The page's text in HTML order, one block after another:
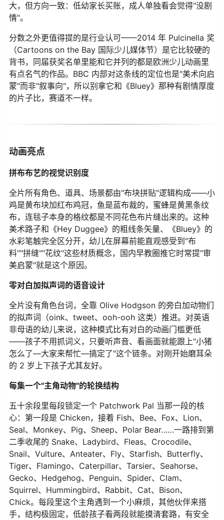
大，但方向一致：低幼家长买账，成人单独看会觉得"没剧
情"。
分数之外更值得提的是行业认可——2014 年 Pulcinella 奖
（Cartoons on the Bay 国际少儿媒体节）是它比较硬的
背书，同届获奖名单里能和它并列的都是欧洲少儿动画里
有点名气的作品。BBC 内部对这条线的定位也是"美术向启
蒙"而非"叙事向"，所以别拿它和《Bluey》那种有剧情厚度
的片子比，赛道不一样。
动画亮点
拼布布艺的视觉识别度
全片所有角色、道具、场景都由"布块拼贴"逻辑构成——小
鸡是黄布块加红布鸡冠，鱼是蓝布裁的，蜜蜂是黄黑条纹
布，连毯子本身的格纹都是不同花色布片缝出来的。这种
美术路子和《Hey Duggee》的粗线条矢量、《Bluey》的
水彩笔触完全区分开，幼儿在屏幕前能直观感受到"布
料""拼缝""花纹"这些材质概念，国内早教圈推它时常提"审
美启蒙"就是这个原因。
零对白加拟声词的语音设计
全片没有角色台词，全靠 Olive Hodgson 的旁白加动物们
的拟声词（oink、tweet、ooh-ooh 这类）推进。对英语
非母语的幼儿来说，这种模式比有对白的动画门槛更低
——孩子不用抓词义，只要听声音、看画面就能跟上"小猪
怎么了—大家来帮忙—搞定了"这个链条。对刚开始磨耳朵
的 2 岁上下孩子尤其友好。
每集一个"主角动物"的轮换结构
五十余段里每段锁定一个 Patchwork Pal 当那一段的核
心：第一段是 Chicken，接着 Fish、Bee、Fox、Lion、
Seal、Monkey、Pig、Sheep、Polar Bear……一路排到第
二季收尾的 Snake、Ladybird、Fleas、Crocodile、
Snail、Vulture、Anteater、Fly、Starfish、Butterfly、
Tiger、Flamingo、Caterpillar、Tarsier、Seahorse、
Gecko、Hedgehog、Penguin、Spider、Clam、
Squirrel、Hummingbird、Rabbit、Cat、Bison、
Chick。每段里这个主角遇到一个小麻烦，其他伙伴来搭
手，结构极固定，低龄孩子看两段就能摸清套路，有安全